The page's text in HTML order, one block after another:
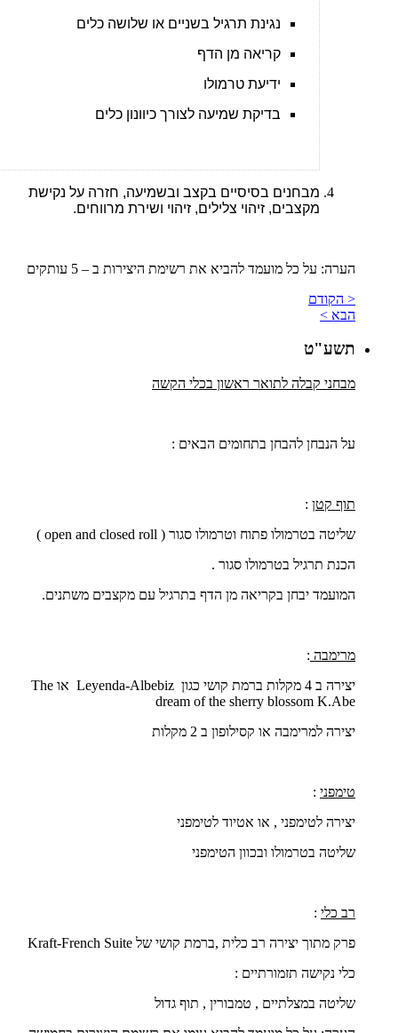
נגינת תרגיל בשניים או שלושה כלים
קריאה מן הדף
ידיעת טרמולו
בדיקת שמיעה לצורך כיוונון כלים
מבחנים בסיסיים בקצב ובשמיעה, חזרה על נקישת
מקצבים, זיהוי צלילים, זיהוי ושירת מרווחים.
הערה: על כל מועמד להביא את רשימת היצירות ב – 5 עותקים
< הקודם
הבא >
תשע"ט
מבחני קבלה לתואר ראשון בכלי הקשה
על הנבחן להבחן בתחומים הבאים :
תוף קטן :
שליטה בטרמולו פתוח וטרמולו סגור ( open and closed roll
)
הכנת תרגיל בטרמולו סגור .
המועמד יבחן בקריאה מן הדף בתרגיל עם מקצבים משתנים.
מרימבה :
יצירה ב 4 מקלות ברמת קושי כגון
Leyenda-Albebiz או The
dream of the sherry blossom K.Abe
יצירה למרימבה או קסילופון ב 2 מקלות
טימפני :
יצירה לטימפני , או אטיוד לטימפני
שליטה בטרמולו ובכוון הטימפני
רב כלי :
פרק מתוך יצירה רב כלית ,ברמת קושי של French Suite
-
Kraft
כלי נקישה תזמורתיים :
שליטה במצלתיים , טמבורין , תוף גדול